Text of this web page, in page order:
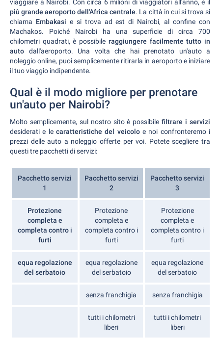
viaggiare a Nairobi. Con circa 6 milioni di viaggiatori all'anno, è il
più grande aeroporto dell'Africa centrale. La città in cui si trova si
chiama Embakasi e si trova ad est di Nairobi, al confine con
Machakos. Poiché Nairobi ha una superficie di circa 700
chilometri quadrati, è possibile raggiungere facilmente tutto in
auto dall'aeroporto. Una volta che hai prenotato un'auto a
noleggio online, puoi semplicemente ritirarla in aeroporto e iniziare
il tuo viaggio indipendente.
Qual è il modo migliore per prenotare
un'auto per Nairobi?
Molto semplicemente, sul nostro sito è possibilefiltrare i servizi
desiderati e le caratteristiche del veicoloe noi confronteremo i
prezzi delle auto a noleggio offerte per voi. Potete scegliere tra
questi tre pacchetti di servizi:
Pacchetto servizi
1
Pacchetto servizi
2
Pacchetto servizi
3
Protezione
completa e
completa contro i
furti
Protezione
completa e
completa contro i
furti
Protezione
completa e
completa contro i
furti
equa regolazione
del serbatoio
equa regolazione
del serbatoio
equa regolazione
del serbatoio
senza franchigia senza franchigia
tutti i chilometri
liberi
tutti i chilometri
liberi